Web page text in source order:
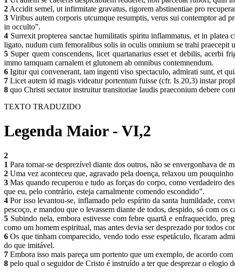
2 Accidit semel, ut infirmitate gravatus, rigorem abstinentiae pro
3 Viribus autem corporis utcumque resumptis, verus sui contemptor ad
in occulto”.
4 Surrexit propterea sanctae humilitatis spiritu inflammatus, et in
ligato, nudum cum femoralibus solis in oculis omnium se trahi praecepit
5 Super quem conscendens, licet quartanarius esset et debilis, acerbi
immo tamquam carnalem et glutonem ab omnibus contemnendum.
6 Igitur qui convenerant, tam ingenti viso spectaculo, admirati sunt, et
7 Licet autem id magis videatur portentum fuisse (cfr. Is 20,3) instar
8 quo Christi sectator instruitur transitoriae laudis praeconium debere
TEXTO TRADUZIDO
Legenda Maior - VI,2
2
1 Para tornar-se desprezível diante dos outros, não se envergonhava de
2 Uma vez aconteceu que, agravado pela doença, relaxou um
3 Mas quando recuperou e tudo as forças do corpo, como verdadeiro
que eu, pelo contrário, esteja carnalmente comendo escondido”.
4 Por isso levantou-se, inflamado pelo espírito da santa humildade,
pescoço, e mandou que o levassem diante de todos, despido, só com
5 Subindo nela, embora estivesse com febre quartã e enfraquecido,
como um homem espiritual, mas antes devia ser desprezado por todos
6 Os que tinham comparecido, vendo todo esse espetáculo, ficaram
do que imitável.
7 Embora isso mais pareça um portento que um exemplo, de acordo
8 pelo qual o seguidor de Cristo é instruído a ter que desprezar o elogio